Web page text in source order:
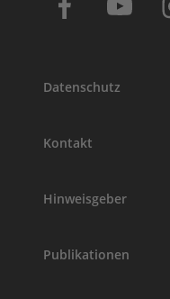
Datenschutz
Kontakt
Hinweisgeber
Publikationen